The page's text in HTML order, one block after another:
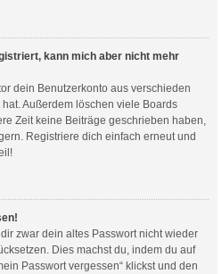
kann mich aber nicht mehr
dein Benutzerkonto aus verschieden
Außerdem löschen viele Boards
Zeit keine Beiträge geschrieben haben,
Registriere dich einfach erneut und
zwar dein altes Passwort nicht wieder
Dies machst du, indem du auf
Passwort vergessen“ klickst und den